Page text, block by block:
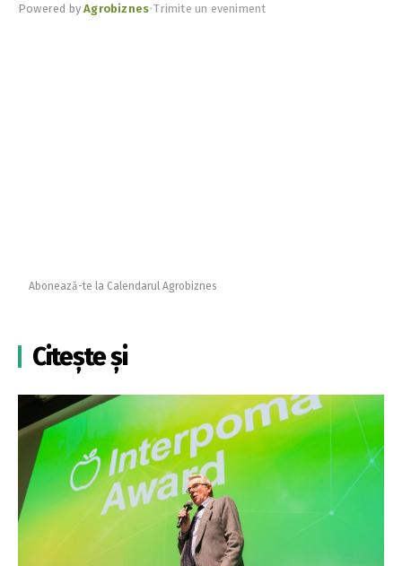
Powered byAgrobiznes•Trimite un eveniment
Abonează-te la Calendarul Agrobiznes
Citește și